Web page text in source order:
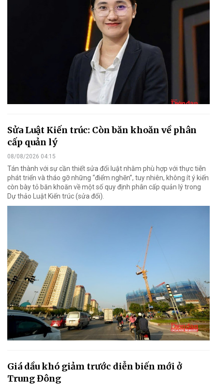
Sửa Luật Kiến trúc: Còn băn khoăn về phân
cấp quản lý
08/08/2026 04:15
Tán thành với sự cần thiết sửa đổi luật nhằm phù hợp với thực tiễn
phát triển và tháo gỡ những “điểm nghẽn”, tuy nhiên, không ít ý kiến
còn bày tỏ băn khoăn về một số quy định phân cấp quản lý trong
Dự thảo Luật Kiến trúc (sửa đổi).
Giá dầu khó giảm trước diễn biến mới ở
Trung Đông